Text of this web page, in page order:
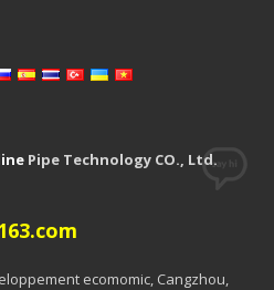
Pipe Technology CO., Ltd.
ecomomic, Cangzhou,